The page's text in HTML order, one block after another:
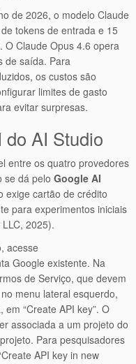
de 2026, o modelo Claude
tokens de entrada e 15
O Claude Opus 4.6 opera
de saída. Para
os custos são
limites de gasto
evitar surpresas.
AI Studio
entre os quatro provedores
se dá pelo Google AI
exige cartão de crédito
para experimentos iniciais
2025).
acesse
Google existente. Na
de Serviço, que devem
menu lateral esquerdo,
em “Create API key”. O
associada a um projeto do
Para pesquisadores
API key in new